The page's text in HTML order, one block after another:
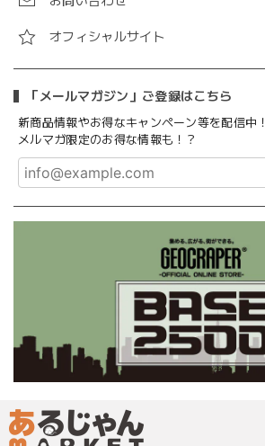
オフィシャルサイト
「メールマガジン」ご登録はこちら
新商品情報やお得なキャンペーン等を配信中！
メルマガ限定のお得な情報も！？